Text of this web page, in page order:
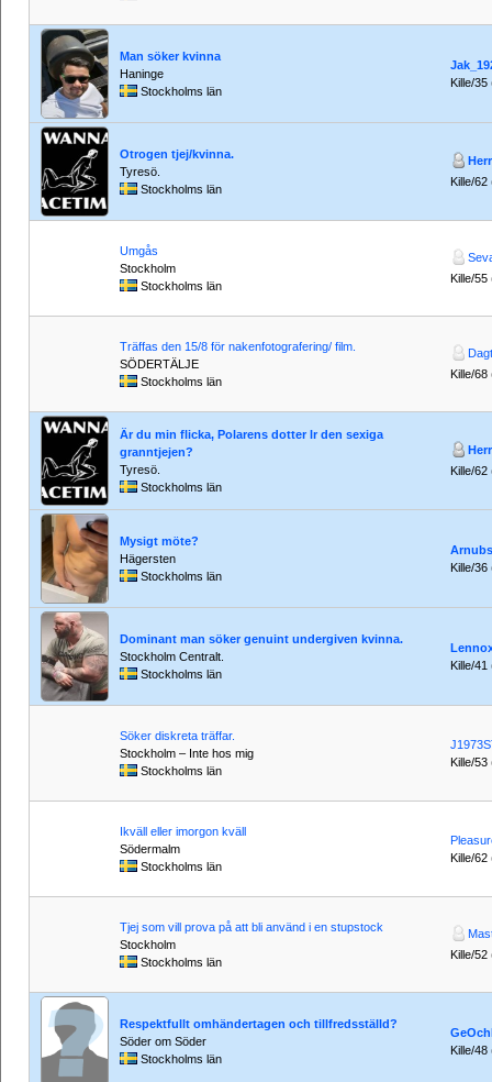
Man söker kvinna
Haninge
Stockholms län
Kille/35
Otrogen tjej/kvinna.
Tyresö.
Stockholms län
Kille/62
Umgås
Stockholm
Stockholms län
Kille/55
Träffas den 15/8 för nakenfotografering/ film.
SÖDERTÄLJE
Stockholms län
Kille/68
Är du min flicka, Polarens dotter lr den sexiga
granntjejen?
Tyresö.
Stockholms län
Kille/62
Mysigt möte?
Hägersten
Stockholms län
Arnubs
Kille/36
Dominant man söker genuint undergiven kvinna.
Stockholm Centralt.
Stockholms län
Kille/41
Söker diskreta träffar.
Stockholm – Inte hos mig
Stockholms län
Kille/53
Ikväll eller imorgon kväll
Södermalm
Stockholms län
Kille/62
Tjej som vill prova på att bli använd i en stupstock
Stockholm
Stockholms län
Kille/52
Respektfullt omhändertagen och tillfredsställd?
Söder om Söder
Stockholms län
Kille/48